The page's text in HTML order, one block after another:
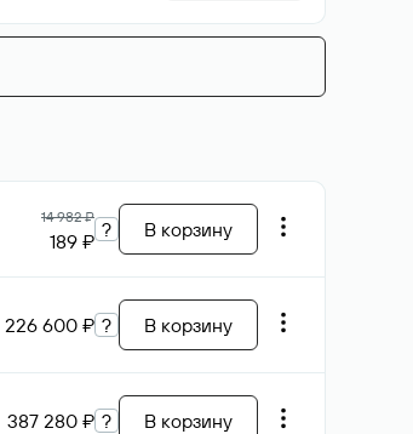
14 982 ₽
189 ₽ ? В корзину
226 600 ₽ ? В корзину
387 280 ₽ ? В корзину